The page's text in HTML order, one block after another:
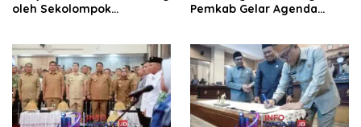
oleh Sekolompok
Pemkab Gelar Agenda